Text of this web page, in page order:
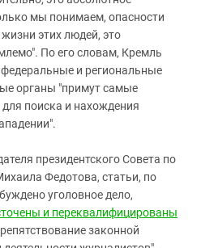
мы понимаем, опасности
этих людей, это
По его словам, Кремль
и региональные
органы "примут самые
поиска и нахождения
президентского Совета по
Федотова, статьи, по
уголовное дело,
и переквалифицированы
законной